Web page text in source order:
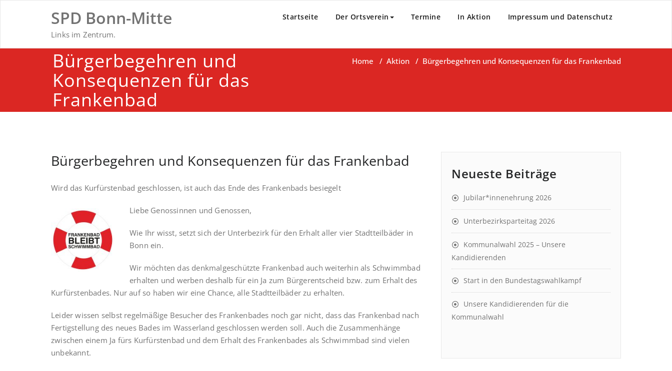
SPD Bonn-Mitte
Links im Zentrum.
Startseite Der Ortsverein Termine In Aktion Impressum und Datenschutz
Bürgerbegehren und
Konsequenzen für das
Frankenbad
Home / Aktion / Bürgerbegehren und Konsequenzen für das Frankenbad
Bürgerbegehren und Konsequenzen für das Frankenbad
Wird das Kurfürstenbad geschlossen, ist auch das Ende des Frankenbads besiegelt
Liebe Genossinnen und Genossen,
Wie Ihr wisst, setzt sich der Unterbezirk für den Erhalt aller vier Stadtteilbäder in
Bonn ein.
Wir möchten das denkmalgeschützte Frankenbad auch weiterhin als Schwimmbad
erhalten und werben deshalb für ein Ja zum Bürgerentscheid bzw. zum Erhalt des
Kurfürstenbades. Nur auf so haben wir eine Chance, alle Stadtteilbäder zu erhalten.
Leider wissen selbst regelmäßige Besucher des Frankenbades noch gar nicht, dass das Frankenbad nach
Fertigstellung des neues Bades im Wasserland geschlossen werden soll. Auch die Zusammenhänge
zwischen einem Ja fürs Kurfürstenbad und dem Erhalt des Frankenbades als Schwimmbad sind vielen
unbekannt.
Neueste Beiträge
Jubilar*innenehrung 2026
Unterbezirksparteitag 2026
Kommunalwahl 2025 – Unsere
Kandidierenden
Start in den Bundestagswahlkampf
Unsere Kandidierenden für die
Kommunalwahl